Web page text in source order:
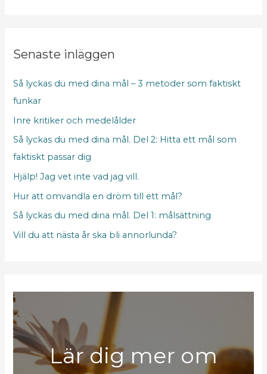
Senaste inläggen
Så lyckas du med dina mål – 3 metoder som faktiskt
funkar
Inre kritiker och medelålder
Så lyckas du med dina mål. Del 2: Hitta ett mål som
faktiskt passar dig
Hjälp! Jag vet inte vad jag vill.
Hur att omvandla en dröm till ett mål?
Så lyckas du med dina mål. Del 1: målsättning
Vill du att nästa år ska bli annorlunda?
Lär dig mer om